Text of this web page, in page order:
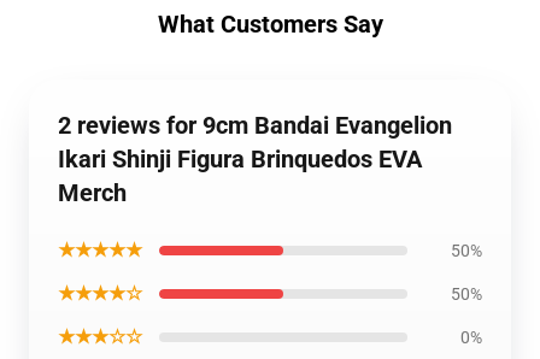
What Customers Say
2 reviews for 9cm Bandai Evangelion
Ikari Shinji Figura Brinquedos EVA
Merch
★★★★★ 50%
★★★★☆ 50%
★★★☆☆ 0%